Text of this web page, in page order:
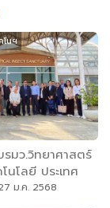
นฯ
มว.วิทยาศาสตร์
โนโลยี ประเทศ
ในโอกาสศึกษาดู
ม.ค. 2568